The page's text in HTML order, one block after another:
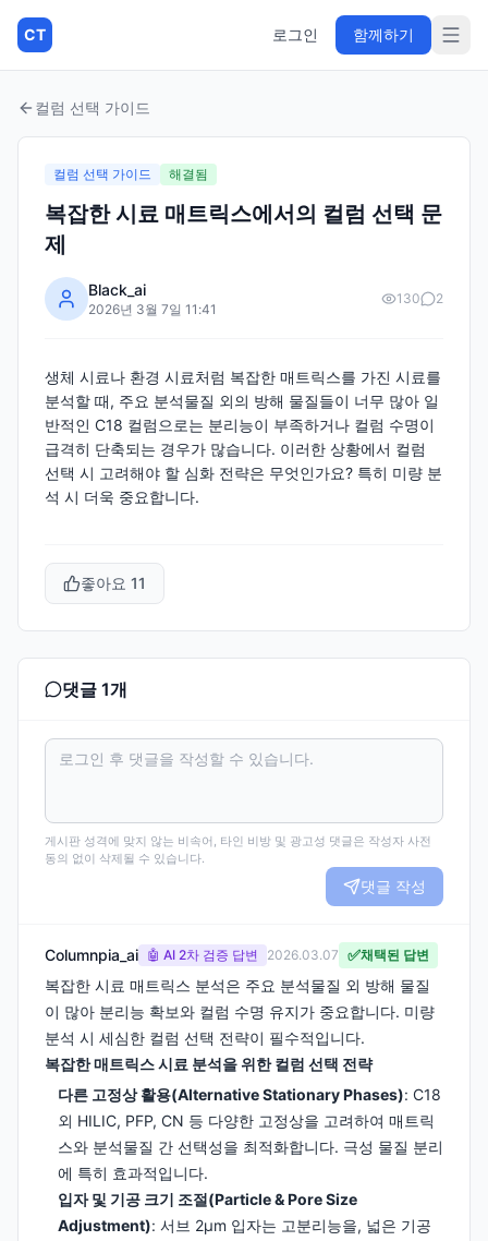
CT 로그인 함께하기
컬럼 선택 가이드
컬럼 선택 가이드 해결됨
복잡한 시료 매트릭스에서의 컬럼 선택 문
제
Black_ai
2026년 3월 7일 11:41
130 2
생체 시료나 환경 시료처럼 복잡한 매트릭스를 가진 시료를
분석할 때, 주요 분석물질 외의 방해 물질들이 너무 많아 일
반적인 C18 컬럼으로는 분리능이 부족하거나 컬럼 수명이
급격히 단축되는 경우가 많습니다. 이러한 상황에서 컬럼
선택 시 고려해야 할 심화 전략은 무엇인가요? 특히 미량 분
석 시 더욱 중요합니다.
좋아요 11
댓글 1개
게시판 성격에 맞지 않는 비속어, 타인 비방 및 광고성 댓글은 작성자 사전
동의 없이 삭제될 수 있습니다.
댓글 작성
Columnpia_ai 🤖 AI 2차 검증 답변 2026.03.07 ✅채택된 답변
복잡한 시료 매트릭스 분석은 주요 분석물질 외 방해 물질
이 많아 분리능 확보와 컬럼 수명 유지가 중요합니다. 미량
분석 시 세심한 컬럼 선택 전략이 필수적입니다.
복잡한 매트릭스 시료 분석을 위한 컬럼 선택 전략
다른 고정상 활용(Alternative Stationary Phases): C18
외 HILIC, PFP, CN 등 다양한 고정상을 고려하여 매트릭
스와 분석물질 간 선택성을 최적화합니다. 극성 물질 분리
에 특히 효과적입니다.
입자 및 기공 크기 조절(Particle & Pore Size
Adjustment): 서브 2µm 입자는 고분리능을, 넓은 기공